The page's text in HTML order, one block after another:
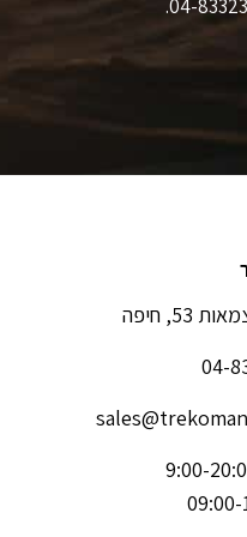
חיפה
04-